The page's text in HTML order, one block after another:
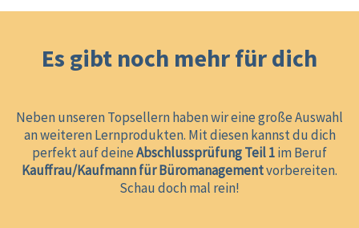
Es gibt noch mehr für dich
Neben unseren Topsellern haben wir eine große Auswahl
an weiteren Lernprodukten. Mit diesen kannst du dich
perfekt auf deineAbschlussprüfung Teil 1im Beruf
Kauffrau/Kaufmann für Büromanagementvorbereiten.
Schau doch mal rein!